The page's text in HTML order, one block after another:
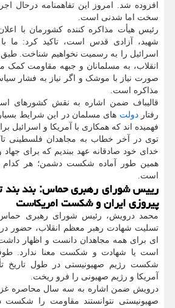
افزوده شد. امروز این تفاهمنامه درحال
سخت اما شدنی است.
رئیس هیأت مذاکره کننده کشورمان با
شهید، آزادی قدس است، تاکید کرد: ما
اسرائیل را به رسمیت نخواهیم شناخت.
انقلاب، به مسلمانان و جبهه مقاومت کمک
صورت نیاز با موشک و اگر نیاز به فشار
مذاکره است.
قالیباف ضمن اشاره به نقش کشورهای
رفتاردولت های مسلمان در این شرایط
فهمیده اند که همکاری با آمریکا و اسرائیل
توی در آخر خطاب به مجاهدان فلسطینی
خدای خود صادقانه عهد ببندیم که برای
همین طور آماده شکست دشمن؛ هر
است.
رییس شورای رهبری حماس: بند بند
پیروزی ایران و شکست امریکاست
محمد درویش، رئیس شورای رهبری
تسلیت شهادت رهبر معظم انقلاب، حضور
ای برای همه مجاهدان دانست و اظهار داشت:
است یا شهادت و شکست معنا ندارد.
شکست رژیم صهیونیستی در طول تاریخ
آمریکا و رژیم صهیونی را فرو ریخت.
درویش ضمن اشاره به سه سال محاصره
صهیونیستی نتوانستند مقاومت را شکست